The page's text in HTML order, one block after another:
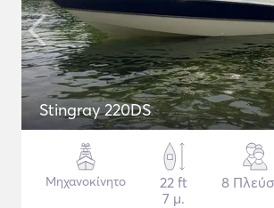
Stingray 220DS
Μηχανοκίνητο
22 ft
7 μ.
8